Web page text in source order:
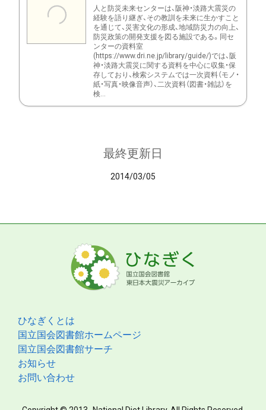
人と防災未来センターは、阪神・淡路大震災の
経験を語り継ぎ、その教訓を未来に生かすこと
を通じて、災害文化の形成、地域防災力の向上、
防災政策の開発支援を図る施設である。同セ
ンターの資料室
(https://www.dri.ne.jp/library/guide/)では、阪
神・淡路大震災に関する資料を中心に収集・保
存しており、検索システムでは一次資料（モノ・
紙・写真・映像音声）、二次資料（図書・雑誌）を
検...
最終更新日
2014/03/05
ひなぎくとは
国立国会図書館ホームページ
国立国会図書館サーチ
お知らせ
お問い合わせ